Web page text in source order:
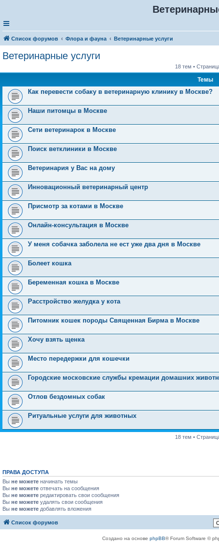
Список форумов Флора и фауна Ветеринарные услуги
Ветеринарные услуги
18 тем •
Темы
Как перевести собаку в ветеринарную клинику в Москве?
Наши питомцы в Москве
Сети ветеринарок в Москве
Поиск ветклиники в Москве
Ветеринария у Вас на дому
Инновационный ветеринарный центр
Присмотр за котами в Москве
Онлайн-консультация в Москве
У меня собачка заболела не ест уже два дня в Москве
Болеет кошка
Беременная кошка в Москве
Расстройство желудка у кота
Питомник кошек породы Священная Бирма в Москве
Хочу взять щенка
Место передержки для кошечки
Городские московские службы кремации домашних
Отлов бездомных собак
Ритуальные услуги для животных
18 тем •
ПРАВА ДОСТУПА
Вы не можете начинать темы
Вы не можете отвечать на сообщения
Вы не можете редактировать свои сообщения
Вы не можете удалять свои сообщения
Вы не можете добавлять вложения
Список форумов
Создано на основе phpBB® Forum Software ©